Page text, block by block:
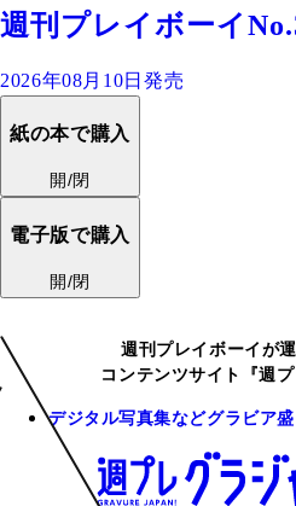
週刊プレイボーイ
2026年08月10日発売
紙の本で購入
開/閉
電子版で購入
開/閉
週刊プレイボーイが
コンテンツサイト『週
デジタル写真集などグラビア